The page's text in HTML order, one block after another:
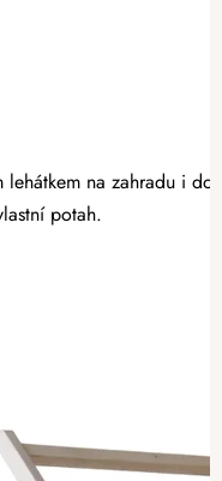
na zahradu i
potah.